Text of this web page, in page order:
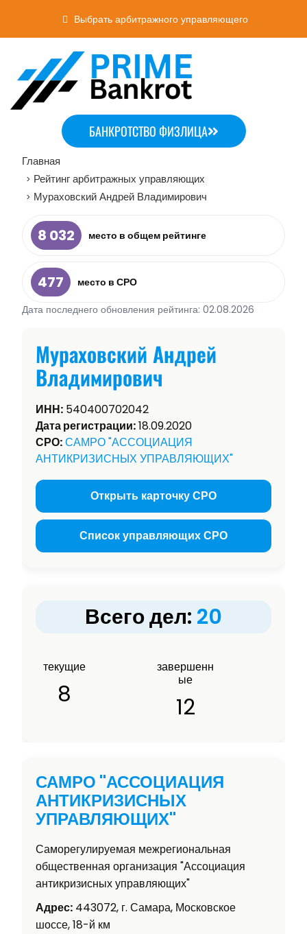
Выбрать арбитражного управляющего
БАНКРОТСТВО ФИЗЛИЦА
Главная
> Рейтинг арбитражных управляющих
> Мураховский Андрей Владимирович
8 032 место в общем рейтинге
477
место в СРО
Дата последнего обновления рейтинга: 02.08.2026
Мураховский Андрей
Владимирович
ИНН: 540400702042
Дата регистрации:18.09.2020
СРО:САМРО "АССОЦИАЦИЯ
АНТИКРИЗИСНЫХ УПРАВЛЯЮЩИХ"
Открыть карточку СРО
Список управляющих СРО
Всего дел: 20
текущие
8
завершенн
ые
12
САМРО "АССОЦИАЦИЯ
АНТИКРИЗИСНЫХ
УПРАВЛЯЮЩИХ"
Саморегулируемая межрегиональная
общественная организация "Ассоциация
антикризисных управляющих"
Адрес: 443072, г. Самара, Московское
шоссе, 18-й км